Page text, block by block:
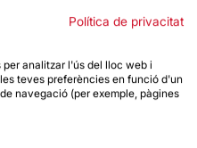
Palau RobertPolítica de privacitat
analitzar l'ús del lloc web i
teves preferències en funció d'un
navegació (per exemple, pàgines